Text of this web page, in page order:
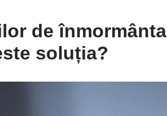
de
soluția?